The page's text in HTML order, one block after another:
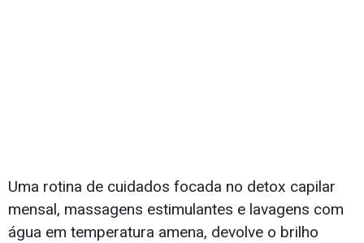
Uma rotina de cuidados focada no detox capilar
mensal, massagens estimulantes e lavagens com
água em temperatura amena, devolve o brilho